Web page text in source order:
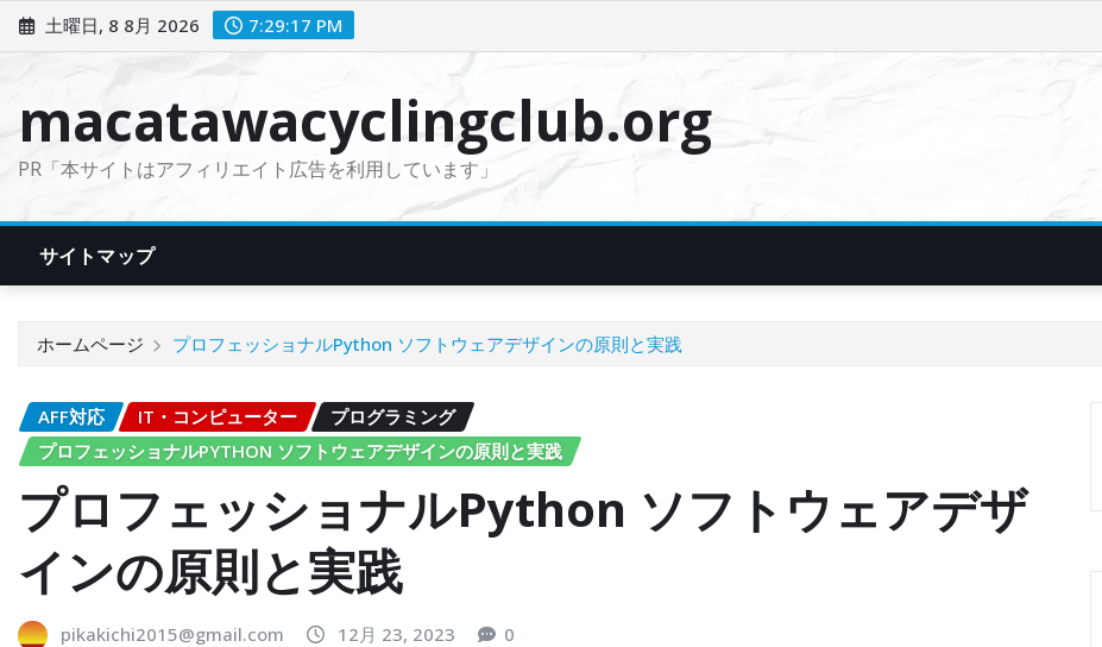
ン
土曜日, 8 8月 2026 7:29:18 PM
macatawacyclingclub.org
PR「本サイトはアフィリエイト広告を利用しています」
サイトマップ
ホームページ プロフェッショナルPython ソフトウェアデザインの原則と実践
AFF対応 IT・コンピューター
プログラミング
プロフェッショナルPYTHON ソフトウェアデザインの原則と実践
プロフェッショナルPython ソフトウェアデザ
インの原則と実践
pikakichi2015@gmail.com 12月 23, 2023 0